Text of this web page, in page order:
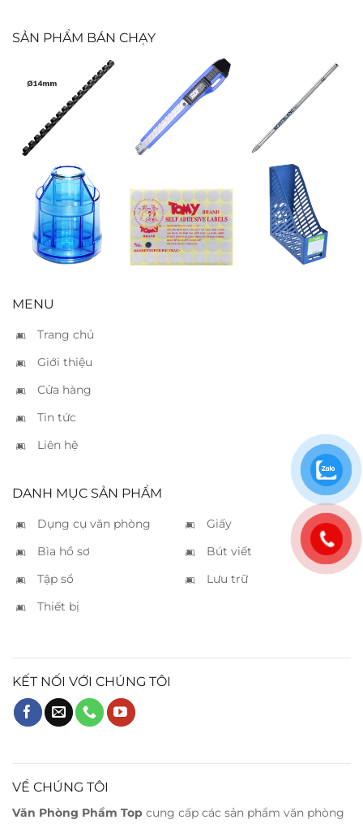
SẢN PHẨM BÁN CHẠY
Gáy lò xo nhựa
14mm – 100 tờ
Dao rọc nhỏ
SDI 0404 – A2
Ruột bút
Montblanc
mozart xanh
Hộp bút Xukiva
199
Nhãn decal
Tomy 117
(Ø23mm)
Kệ tạp chí
Xukiva 187 XD
MENU
Trang chủ
Giới thiệu
Cửa hàng
Tin tức
Liên hệ
DANH MỤC SẢN PHẨM
Dụng cụ văn phòng
Giấy
Bìa hồ sơ
Bút viết
Tập sổ
Lưu trữ
Thiết bị
KẾT NỐI VỚI CHÚNG TÔI
VỀ CHÚNG TÔI
Văn Phòng Phẩm Top cung cấp các sản phẩm văn phòng